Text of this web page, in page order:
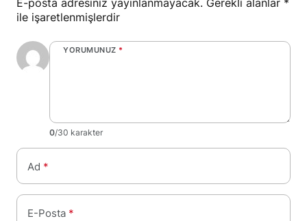
ile işaretlenmişlerdir
YORUMUNUZ *
0/30 karakter
Ad *
E-Posta *